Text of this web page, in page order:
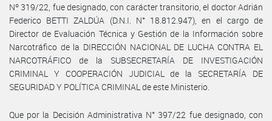
Nº 319/22, fue designado, con carácter transitorio, el doctor Adrián
Federico BETTI ZALDÚA (D.N.I. N° 18.812.947), en el cargo de
Director de Evaluación Técnica y Gestión de la Información sobre
Narcotráfico de la DIRECCIÓN NACIONAL DE LUCHA CONTRA EL
NARCOTRÁFICO de la SUBSECRETARÍA DE INVESTIGACIÓN
CRIMINAL Y COOPERACIÓN JUDICIAL de la SECRETARÍA DE
SEGURIDAD Y POLÍTICA CRIMINAL de este Ministerio.
Que por la Decisión Administrativa N° 397/22 fue designado, con